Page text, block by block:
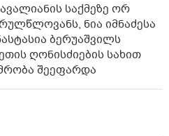
საქმეზე ორ
ნია იმნაძესა
ბერუაშვილს
ღონისძიების სახით
შეეფარდა